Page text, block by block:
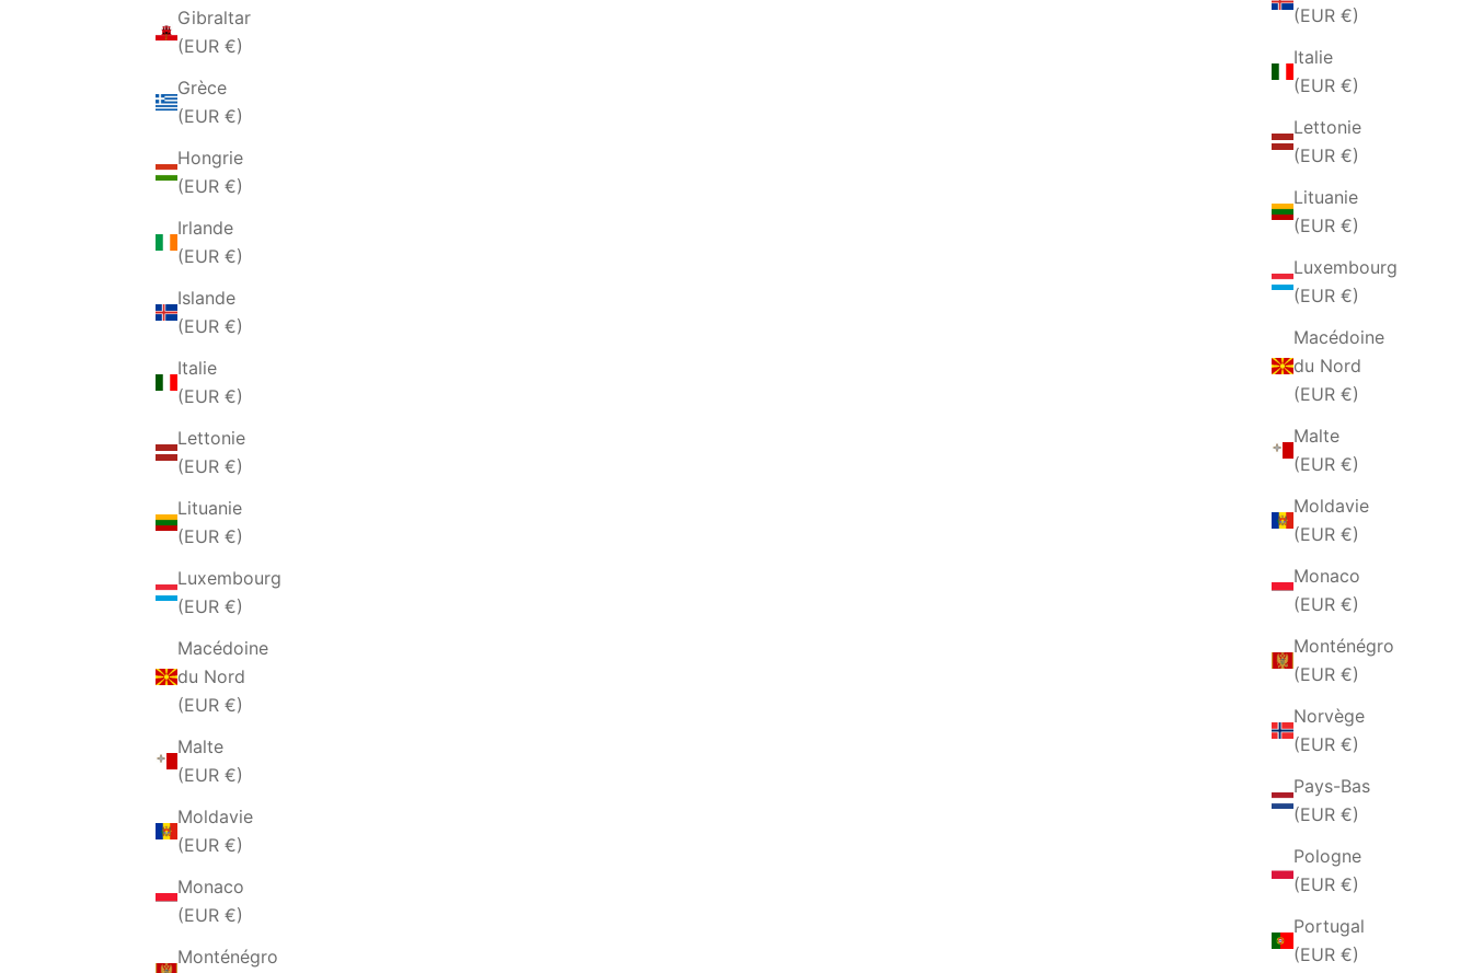
(EUR €)
Italie
(EUR €)
Lettonie
(EUR €)
Lituanie
(EUR €)
Luxembourg
(EUR €)
Macédoine
du Nord
(EUR €)
Malte
(EUR €)
Moldavie
(EUR €)
Monaco
(EUR €)
Monténégro
(EUR €)
Norvège
(EUR €)
Pays-Bas
(EUR €)
Pologne
(EUR €)
Portugal
(EUR €)
Gibraltar
(EUR €)
Grèce
(EUR €)
Hongrie
(EUR €)
Irlande
(EUR €)
Islande
(EUR €)
Italie
(EUR €)
Lettonie
(EUR €)
Lituanie
(EUR €)
Luxembourg
(EUR €)
Macédoine
du Nord
(EUR €)
Malte
(EUR €)
Moldavie
(EUR €)
Monaco
(EUR €)
Monténégro
ANELLO DA UOMO IN ACCIAIO
PRIX DE VENTE
€29,00 EUR
FEDINA
LUPO DI MARE
PRIX DE VENTE
€39,00 EUR
BAGUE NOTRE PÈRE POUR HOMME
EN ARGENT
PRIX DE VENTE
€69,00 EUR